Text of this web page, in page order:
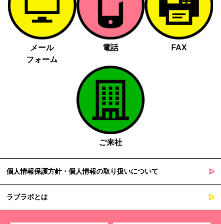
メール
フォーム
電話 FAX
ご来社
個人情報保護方針・個人情報の取り扱いについて
ラブラボとは